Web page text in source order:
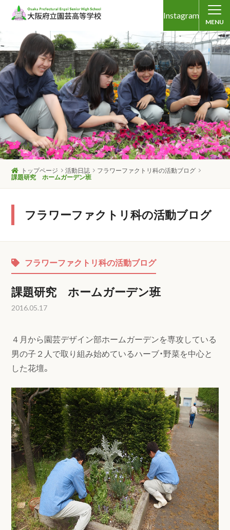
Instagram
MENU
トップページ 活動日誌
フラワーファクトリ科の活動ブログ
課題研究 ホームガーデン班
フラワーファクトリ科の活動ブログ
フラワーファクトリ科の活動ブログ
課題研究 ホームガーデン班
2016.05.17
４月から園芸デザイン部ホームガーデンを専攻している
男の子２人で取り組み始めているハーブ・野菜を中心と
した花壇。